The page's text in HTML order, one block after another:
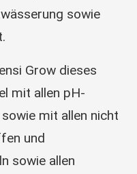
sowie
Grow dieses
mit allen pH-
mit allen nicht
und
sowie allen